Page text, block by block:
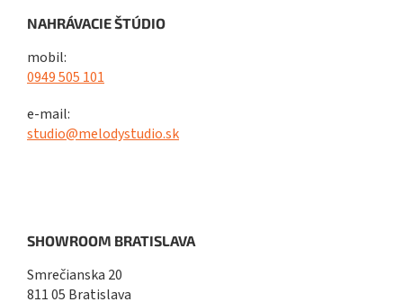
NAHRÁVACIE ŠTÚDIO
mobil:
0949 505 101
e-mail:
studio@melodystudio.sk
SHOWROOM BRATISLAVA
Smrečianska 20
811 05 Bratislava